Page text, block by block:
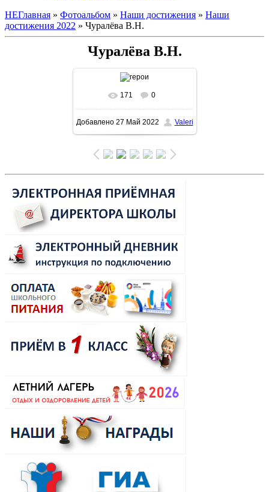
НЕГлавная » Фотоальбом » Наши достижения » Наши
достижения 2022 » Чуралёва В.Н.
Чуралёва В.Н.
В реальном размере
1600x1132/ 187.3Kb
171 0
Добавлено27 Май 2022 Valeri